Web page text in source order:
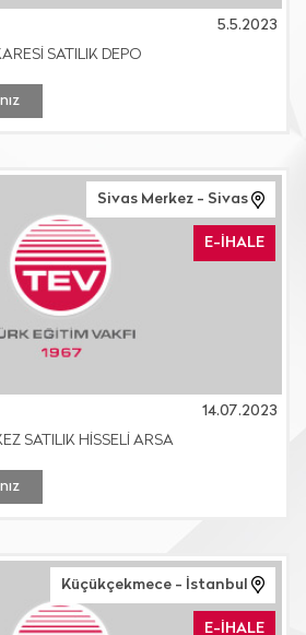
5.5.2023
SATILIK DEPO
Sivas Merkez - Sivas
E-İHALE
14.07.2023
SATILIK HİSSELİ ARSA
Küçükçekmece - İstanbul
E-İHALE